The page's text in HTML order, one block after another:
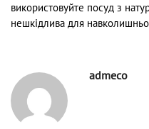
використовуйте посуд з
нешкідлива для
admeco